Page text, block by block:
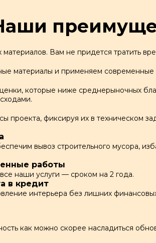
Вам не придется тратить
материалы и применяем современные
которые ниже среднерыночных
проекта, фиксируя их в техническом
вывоз строительного мусора,
работы
наши услуги — сроком на 2 года.
в кредит
интерьера без лишних
как можно скорее насладиться